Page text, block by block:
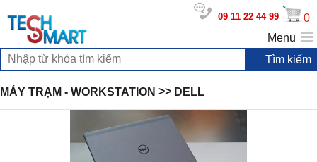
09 11 22 44 99
0
Menu
MÁY TRẠM - WORKSTATION >> DELL